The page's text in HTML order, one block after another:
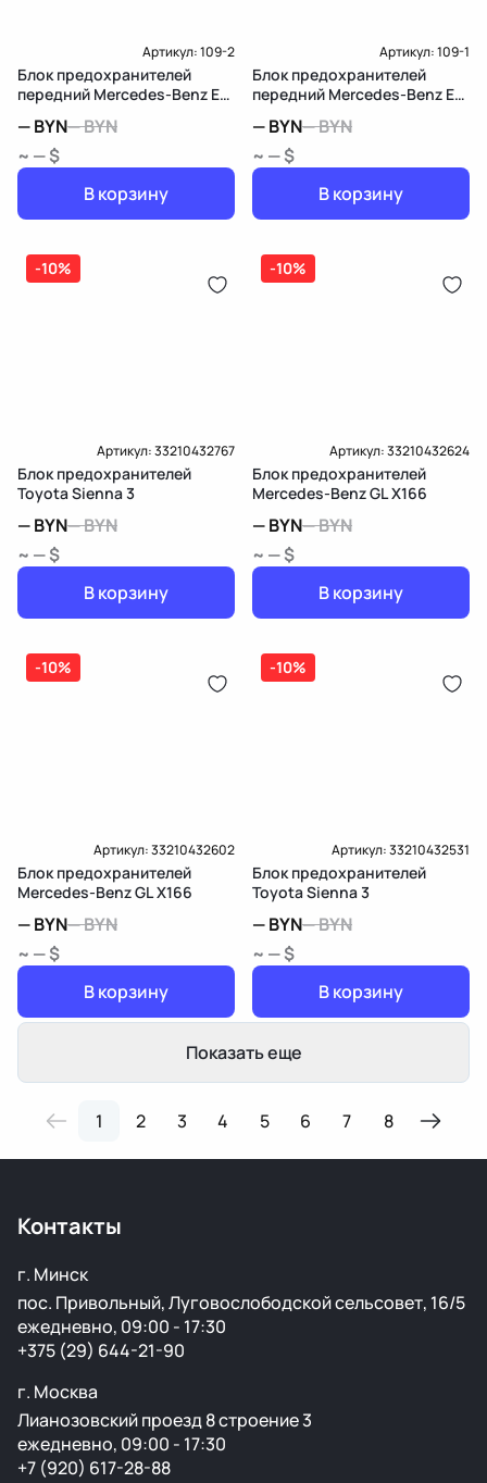
Артикул:109-2
Блок предохранителей
передний Mercedes-Benz E
—BYN—BYN
~ — $
В корзину
Артикул:109-1
Блок предохранителей
передний Mercedes-Benz E
—BYN—BYN
~ — $
В корзину
-10%
Артикул:33210432767
Блок предохранителей
Toyota Sienna 3
—BYN—BYN
~ — $
В корзину
-10%
Артикул:33210432624
Блок предохранителей
Mercedes-Benz GL X166
—BYN—BYN
~ — $
В корзину
-10%
Артикул:33210432602
Блок предохранителей
Mercedes-Benz GL X166
—BYN—BYN
~ — $
В корзину
-10%
Артикул:33210432531
Блок предохранителей
Toyota Sienna 3
—BYN—BYN
~ — $
В корзину
Показать еще
1 2 3 4 5 6 7 8
Контакты
г. Минск
пос. Привольный, Луговослободской сельсовет, 16/5
ежедневно, 09:00 - 17:30
+375 (29) 644-21-90
г. Москва
Лианозовский проезд 8 строение 3
ежедневно, 09:00 - 17:30
+7 (920) 617-28-88